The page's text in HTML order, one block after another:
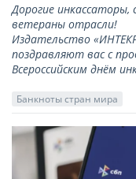
Дорогие инкассаторы,
ветераны отрасли!
Издательство
поздравляют вас с
Всероссийским днём
Банкноты стран мира